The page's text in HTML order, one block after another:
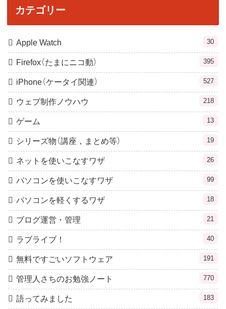
カテゴリー
Apple Watch 30
Firefox（たまにニコ動） 395
iPhone（ケータイ関連） 527
ウェブ制作ノウハウ 218
ゲーム 13
シリーズ物（講座，まとめ等） 19
ネットを使いこなすワザ 26
パソコンを使いこなすワザ 99
パソコンを軽くするワザ 18
ブログ運営・管理 21
ラブライブ！ 40
無料ですごいソフトウェア 191
管理人さちのお勉強ノート 770
語ってみました 183